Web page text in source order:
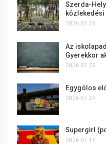
Szerda-
közlekedési
2026.07.29.
Az
Gyerekkor
2026.07.29.
Egygólos
2026.07.24.
Supergirl
2026.07.16.